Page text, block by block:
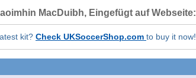
MacDuibh, Eingefügt auf Webseite:
kit? Check UKSoccerShop.com to buy it now!